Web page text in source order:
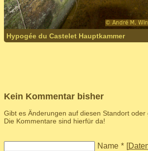
Hypogée du Castelet Hauptkammer
Kein Kommentar bisher
Gibt es Änderungen auf diesen Standort
Die Kommentare sind hierfür da!
Name * [